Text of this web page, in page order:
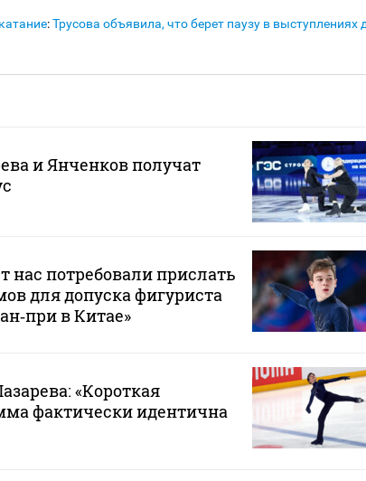
:Трусова объявила, что берет паузу в выступлениях
и Янченков получат
нас потребовали прислать
для допуска фигуриста
в Китае»
«Короткая
фактически идентична